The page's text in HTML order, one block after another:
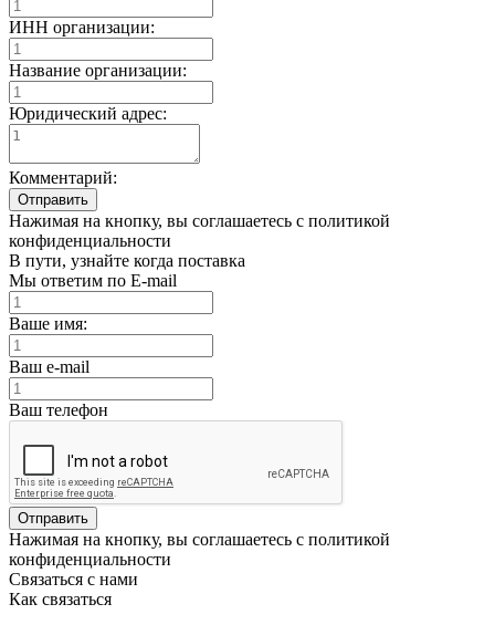
ИНН организации:
Название организации:
Юридический адрес:
Комментарий:
Отправить
Нажимая на кнопку, вы соглашаетесь с политикой
конфиденциальности
В пути, узнайте когда поставка
Мы ответим по E-mail
Ваше имя:
Ваш e-mail
Ваш телефон
Отправить
Нажимая на кнопку, вы соглашаетесь с политикой
конфиденциальности
Связаться с нами
Как связаться